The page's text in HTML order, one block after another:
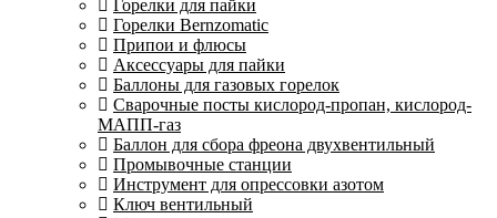
Горелки для пайки
Горелки Bernzomatic
Припои и флюсы
Аксессуары для пайки
Баллоны для газовых горелок
Сварочные посты кислород-пропан, кислород-
МАПП-газ
Баллон для сбора фреона двухвентильный
Промывочные станции
Инструмент для опрессовки азотом
Ключ вентильный